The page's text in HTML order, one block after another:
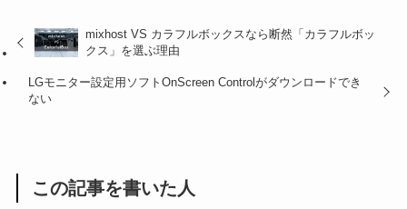
mixhost VS カラフルボックスなら断然「カラフルボッ
クス」を選ぶ理由
LGモニター設定用ソフトOnScreen Controlがダウンロードでき
ない
この記事を書いた人